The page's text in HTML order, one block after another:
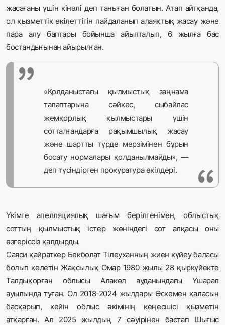
жасағаны үшін кінәлі деп таныған болатын. Атап айтқанда,
ол қызметтік өкілеттігін пайдаланып алаяқтық жасау және
пара алу баптары бойынша айыпталып, 6 жылға бас
бостандығынан айырылған.
«Қолданыстағы қылмыстық заңнама
талаптарына сәйкес, сыбайлас
жемқорлық қылмыстары үшін
сотталғандарға рақымшылық жасау
және шартты түрде мерзімінен бұрын
босату нормалары қолданылмайды», —
деп түсіндірген прокуратура өкілдері.
Үкімге апелляциялық шағым берілгенімен, облыстық
соттың қылмыстық істер жөніндегі сот алқасы оны
өзгеріссіз қалдырды.
Саяси қайраткер Бекболат Тілеуханның жиен күйеу баласы
болып келетін Жақсылық Омар 1980 жылы 28 қыркүйекте
Талдықорған облысы Алакөл ауданындағы Үшарал
ауылында туған. Ол 2018-2024 жылдары Өскемен қаласын
басқарып, кейін облыс әкімінің кеңесшісі қызметін
атқарған. Ал 2025 жылдың 7 сәуірінен бастап Шығыс